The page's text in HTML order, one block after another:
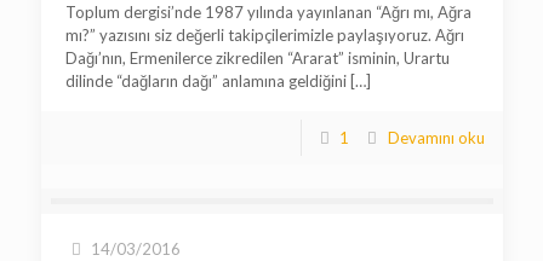
Toplum dergisi’nde 1987 yılında yayınlanan “Ağrı mı, Ağra
mı?” yazısını siz değerli takipçilerimizle paylaşıyoruz. Ağrı
Dağı’nın, Ermenilerce zikredilen “Ararat” isminin, Urartu
dilinde “dağların dağı” anlamına geldiğini[…]
1 Devamını oku
14/03/2016